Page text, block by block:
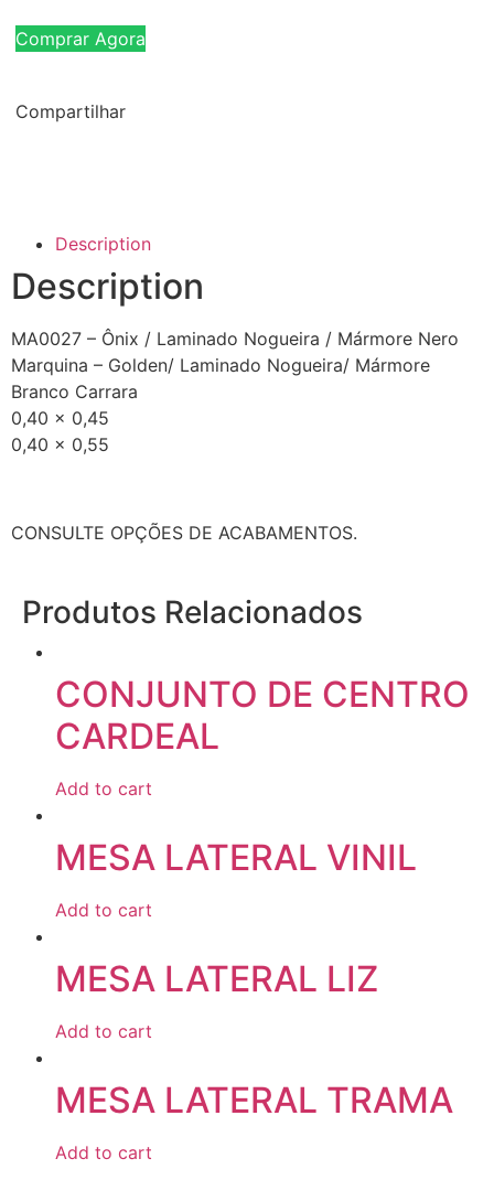
Comprar Agora
Compartilhar
Description
Description
MA0027 – Ônix / Laminado Nogueira / Mármore Nero
Marquina – Golden/ Laminado Nogueira/ Mármore
Branco Carrara
0,40 x 0,45
0,40 x 0,55
CONSULTE OPÇÕES DE ACABAMENTOS.
Produtos Relacionados
CONJUNTO DE CENTRO
CARDEAL
Add to cart
MESA LATERAL VINIL
Add to cart
MESA LATERAL LIZ
Add to cart
MESA LATERAL TRAMA
Add to cart